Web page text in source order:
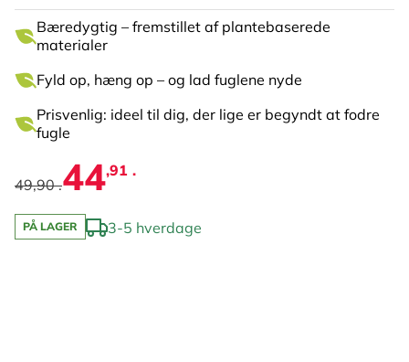
Bæredygtig – fremstillet af plantebaserede
materialer
Fyld op, hæng op – og lad fuglene nyde
Prisvenlig: ideel til dig, der lige er begyndt at fodre
fugle
49,90 .44,91 .
PÅ LAGER 3-5 hverdage